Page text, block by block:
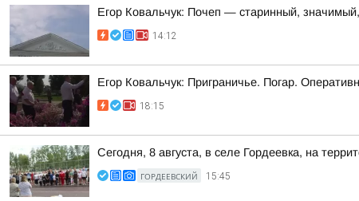
Егор Ковальчук: Почеп — старинный,
14:12
Егор Ковальчук: Приграничье. Погар.
18:15
Сегодня, 8 августа, в селе Гордеевка, на
ГОРДЕЕВСКИЙ 15:45